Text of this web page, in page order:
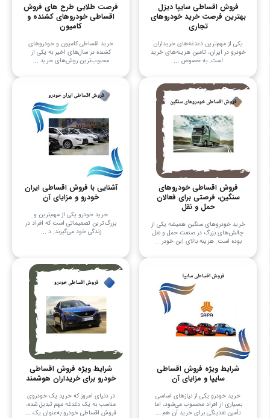
فروش اقساطی سایپا دیزل
بهترین فرصت خرید خودروهای
تجاری
یکی از مهم‌ترین دغدغه‌های خریداران
خودرو در ایران، تامین هزینه‌های خرید
است. به خصوص ...
فرصت طلایی طرح های فروش
اقساطی خودروهای کشنده و
کامیون
خرید اقساطی کامیون و خودروهای
کشنده در سال‌های اخیر به یکی از
محبوب‌ترین روش‌های خرید ...
فروش اقساطی خودروهای
سنگین، فرصتی برای فعالان
حمل و نقل
خرید خودروهای سنگین همیشه یکی از
چالش‌های بزرگ در صنعت حمل و نقل
بوده است. هزینه بالای این خودر ...
آشنایی با فروش اقساطی ایران
خودرو و مزایای آن
خرید خودرو یکی از مهم‌ترین و
بزرگ‌ترین تصمیماتی است که افراد در
زندگی خود می‌گیرند. د ...
شرایط ویژه فروش اقساطی
سایپا و مزایای آن
خرید خودرو یکی از نیازهای اساسی
بسیاری از افراد محسوب می‌شود، اما
تأمین نقدینگی برای خرید آن هم ...
شرایط ویژه فروش اقساطی
خودرو برای خریداران هوشمند
در دنیای امروز که خرید یک خودروی
مناسب به یک دغدغه مهم تبدیل شده،
فروش اقساطی خودرو به‌عنوان یک ...